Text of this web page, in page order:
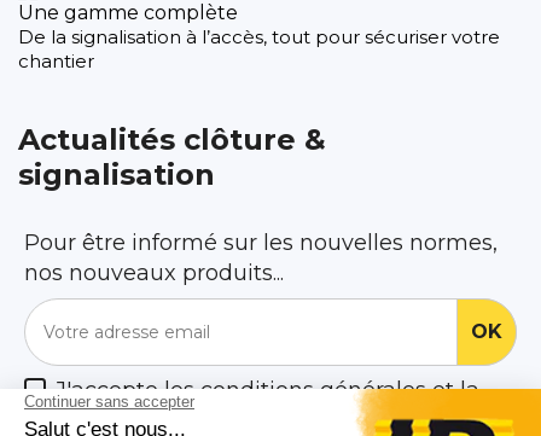
Une gamme complète
De la signalisation à l’accès, tout pour sécuriser votre
chantier
Actualités clôture &
signalisation
Pour être informé sur les nouvelles normes,
nos nouveaux produits...
J'accepte les conditions générales et la
politique de confidentialité